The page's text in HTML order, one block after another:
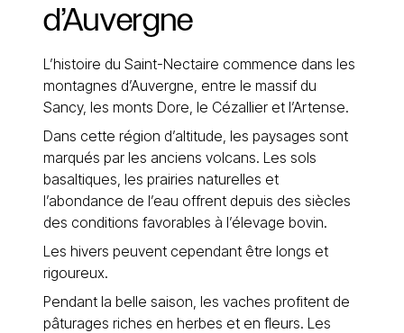
d’Auvergne
L’histoire du Saint-Nectaire commence dans les
montagnes d’Auvergne, entre le massif du
Sancy, les monts Dore, le Cézallier et l’Artense.
Dans cette région d’altitude, les paysages sont
marqués par les anciens volcans. Les sols
basaltiques, les prairies naturelles et
l’abondance de l’eau offrent depuis des siècles
des conditions favorables à l’élevage bovin.
Les hivers peuvent cependant être longs et
rigoureux.
Pendant la belle saison, les vaches profitent de
pâturages riches en herbes et en fleurs. Les